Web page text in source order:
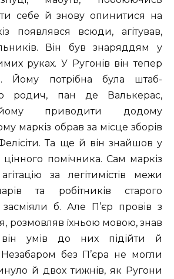
себе й знову опинитися на
появлявся всюди, агітував,
Він був знаряддям у
руках. У Ругонів він тепер
Йому потрібна була штаб-
родич, пан де Валькерас,
приводити додому
маркіз обрав за місце зборів
Та ще й він знайшов у
цінного помічника. Сам маркіз
за легітимістів межи
та робітників старого
засміяли б. Але П’єр провів з
розмовляв їхньою мовою, знав
він умів до них підійти й
Незабаром без П’єра не могли
й двох тижнів, як Ругони